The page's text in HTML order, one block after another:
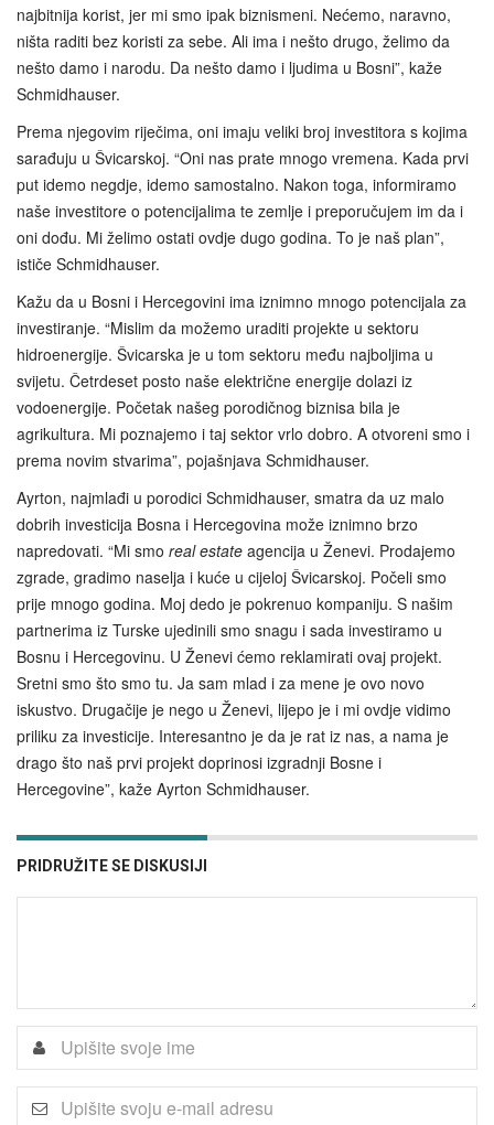
najbitnija korist, jer mi smo ipak biznismeni. Nećemo, naravno,
ništa raditi bez koristi za sebe. Ali ima i nešto drugo, želimo da
nešto damo i narodu. Da nešto damo i ljudima u Bosni”, kaže
Schmidhauser.
Prema njegovim riječima, oni imaju veliki broj investitora s kojima
sarađuju u Švicarskoj. “Oni nas prate mnogo vremena. Kada prvi
put idemo negdje, idemo samostalno. Nakon toga, informiramo
naše investitore o potencijalima te zemlje i preporučujem im da i
oni dođu. Mi želimo ostati ovdje dugo godina. To je naš plan”,
ističe Schmidhauser.
Kažu da u Bosni i Hercegovini ima iznimno mnogo potencijala za
investiranje. “Mislim da možemo uraditi projekte u sektoru
hidroenergije. Švicarska je u tom sektoru među najboljima u
svijetu. Četrdeset posto naše električne energije dolazi iz
vodoenergije. Početak našeg porodičnog biznisa bila je
agrikultura. Mi poznajemo i taj sektor vrlo dobro. A otvoreni smo i
prema novim stvarima”, pojašnjava Schmidhauser.
Ayrton, najmlađi u porodici Schmidhauser, smatra da uz malo
dobrih investicija Bosna i Hercegovina može iznimno brzo
napredovati. “Mi smo real estate agencija u Ženevi. Prodajemo
zgrade, gradimo naselja i kuće u cijeloj Švicarskoj. Počeli smo
prije mnogo godina. Moj dedo je pokrenuo kompaniju. S našim
partnerima iz Turske ujedinili smo snagu i sada investiramo u
Bosnu i Hercegovinu. U Ženevi ćemo reklamirati ovaj projekt.
Sretni smo što smo tu. Ja sam mlad i za mene je ovo novo
iskustvo. Drugačije je nego u Ženevi, lijepo je i mi ovdje vidimo
priliku za investicije. Interesantno je da je rat iz nas, a nama je
drago što naš prvi projekt doprinosi izgradnji Bosne i
Hercegovine”, kaže Ayrton Schmidhauser.
PRIDRUŽITE SE DISKUSIJI